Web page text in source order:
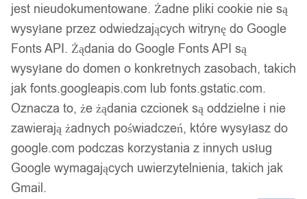
Gwarancja producenta
Wsparcie w zakupie
Podobne produkty
Produkty, które mogą Cię zainteresować
jest nieudokumentowane. Żadne pliki cookie nie są
wysyłane przez odwiedzających witrynę do Google
Fonts API. Żądania do Google Fonts API są
wysyłane do domen o konkretnych zasobach, takich
jak fonts.googleapis.com lub fonts.gstatic.com.
Oznacza to, że żądania czcionek są oddzielne i nie
zawierają żadnych poświadczeń, które wysyłasz do
google.com podczas korzystania z innych usług
Google wymagających uwierzytelnienia, takich jak
Gmail.